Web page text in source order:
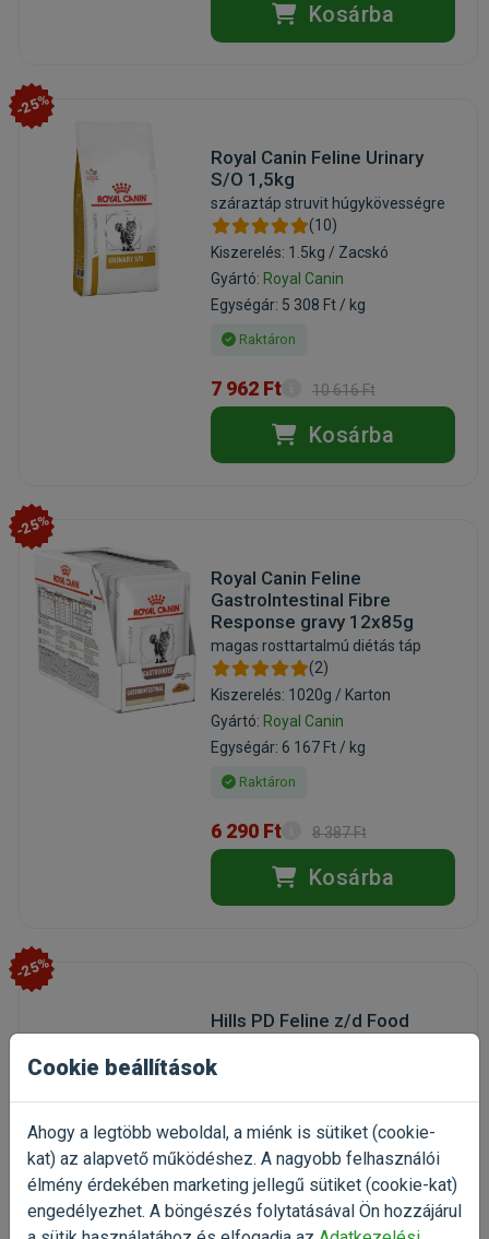
Kosárba
-25%
Royal Canin Feline Urinary
S/O 1,5kg
száraztáp struvit húgykövességre
(10)
Kiszerelés: 1.5kg / Zacskó
Gyártó: Royal Canin
Egységár: 5 308 Ft / kg
Raktáron
7 962 Ft 10 616 Ft
Kosárba
-25%
Royal Canin Feline
GastroIntestinal Fibre
Response gravy 12x85g
magas rosttartalmú diétás táp
(2)
Kiszerelés: 1020g / Karton
Gyártó: Royal Canin
Egységár: 6 167 Ft / kg
Raktáron
6 290 Ft 8 387 Ft
Kosárba
-25%
Hills PD Feline z/d Food
nedvestáp allergiás macskáknak
Gyártó:Hills
Egységár: 5 724 Ft / kg
Rendelhető
Cookie beállítások
Ahogy a legtöbb weboldal, a miénk is sütiket (cookie-
kat) az alapvető működéshez. A nagyobb felhasználói
élmény érdekében marketing jellegű sütiket (cookie-kat)
engedélyezhet. A böngészés folytatásával Ön hozzájárul